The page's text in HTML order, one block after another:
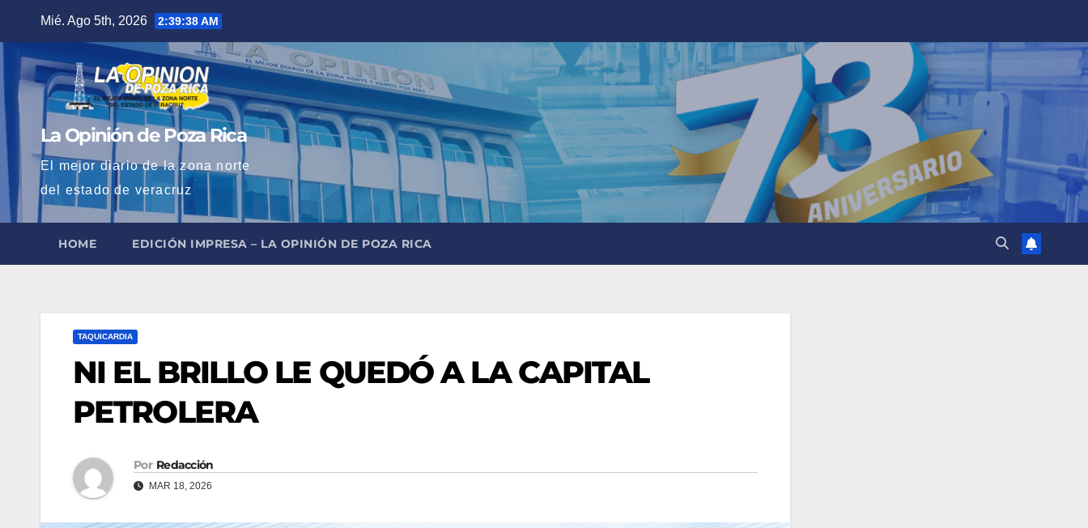
contenido
Mié. Ago 5th, 2026 2:39:39 AM
La Opinión de Poza Rica
El mejor diario de la zona norte
del estado de veracruz
HOME EDICIÓN IMPRESA – LA OPINIÓN DE POZA RICA
TAQUICARDIA
NI EL BRILLO LE QUEDÓ A LA CAPITAL
PETROLERA
Por Redacción
MAR 18, 2026